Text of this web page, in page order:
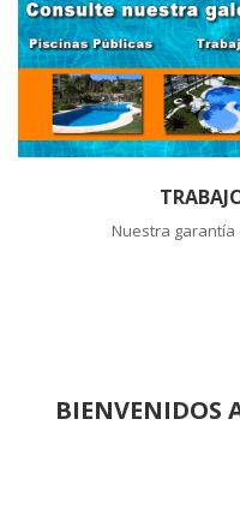
Nuestra
BIENVENIDOS